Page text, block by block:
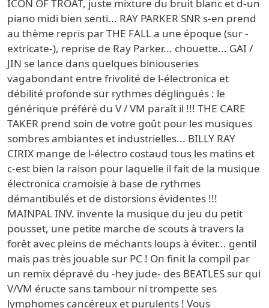
ICON OF TROAT, juste mixture du bruit blanc et d-un
piano midi bien senti... RAY PARKER SNR s-en prend
au thème repris par THE FALL a une époque (sur -
extricate-), reprise de Ray Parker... chouette... GAI /
JIN se lance dans quelques biniouseries
vagabondant entre frivolité de l-électronica et
débilité profonde sur rythmes déglingués : le
générique préféré du V / VM paraît il !!! THE CARE
TAKER prend soin de votre goût pour les musiques
sombres ambiantes et industrielles... BILLY RAY
CIRIX mange de l-électro costaud tous les matins et
c-est bien la raison pour laquelle il fait de la musique
électronica cramoisie à base de rythmes
démantibulés et de distorsions évidentes !!!
MAINPAL INV. invente la musique du jeu du petit
pousset, une petite marche de scouts à travers la
forêt avec pleins de méchants loups à éviter... gentil
mais pas très jouable sur PC ! On finit la compil par
un remix dépravé du -hey jude- des BEATLES sur qui
V/VM éructe sans tambour ni trompette ses
lymphomes cancéreux et purulents ! Vous